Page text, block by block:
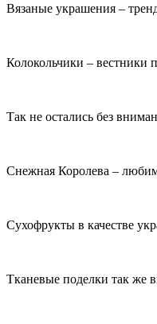
Вязаные украшения –
Колокольчики – вестники
Так не остались без
Снежная Королева –
Сухофрукты в качестве
Тканевые поделки так же